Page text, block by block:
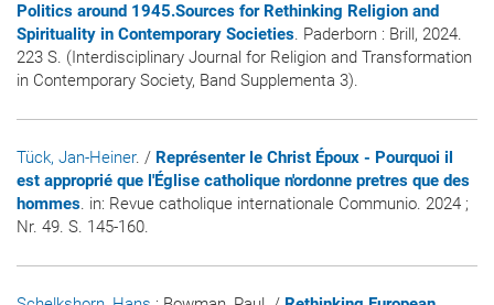
Politics around 1945.Sources for Rethinking Religion and
Spirituality in Contemporary Societies. Paderborn : Brill, 2024.
223 S. (Interdisciplinary Journal for Religion and Transformation
in Contemporary Society, Band Supplementa 3).
Tück, Jan-Heiner. / Représenter le Christ Époux - Pourquoi il
est approprié que l'Église catholique n'ordonne pretres que des
hommes. in: Revue catholique internationale Communio. 2024 ;
Nr. 49. S. 145-160.